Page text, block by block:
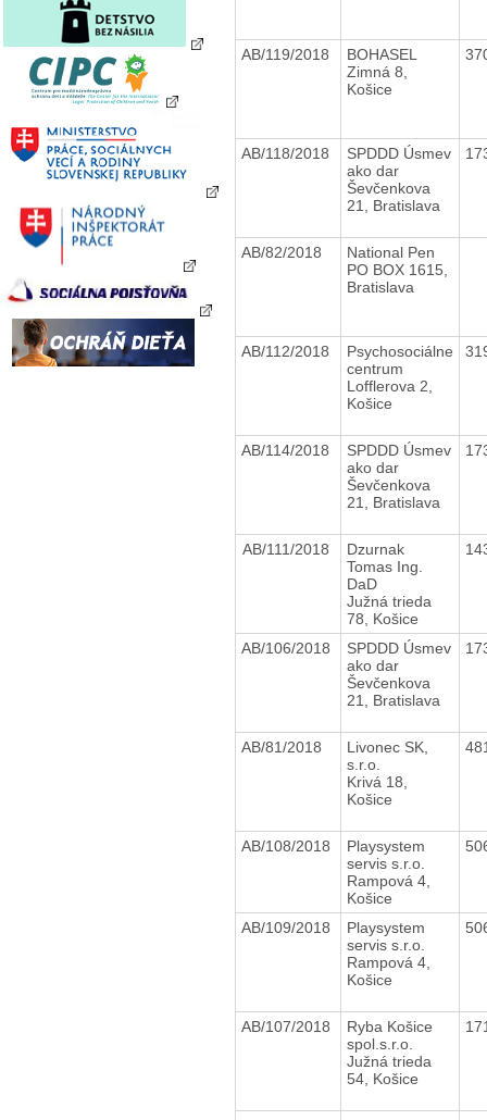
AB/119/2018
BOHASEL
Zimná 8,
Košice
AB/118/2018
SPDDD Úsmev
ako dar
Ševčenkova
21, Bratislava
AB/82/2018
National Pen
PO BOX 1615,
Bratislava
AB/112/2018
Psychosociálne
centrum
Lofflerova 2,
Košice
AB/114/2018
SPDDD Úsmev
ako dar
Ševčenkova
21, Bratislava
AB/111/2018
Dzurnak
Tomas Ing.
DaD
Južná trieda
78, Košice
AB/106/2018
SPDDD Úsmev
ako dar
Ševčenkova
21, Bratislava
AB/81/2018
Livonec SK,
s.r.o.
Krivá 18,
Košice
AB/108/2018
Playsystem
servis s.r.o.
Rampová 4,
Košice
AB/109/2018
Playsystem
servis s.r.o.
Rampová 4,
Košice
AB/107/2018
Ryba Košice
spol.s.r.o.
Južná trieda
54, Košice